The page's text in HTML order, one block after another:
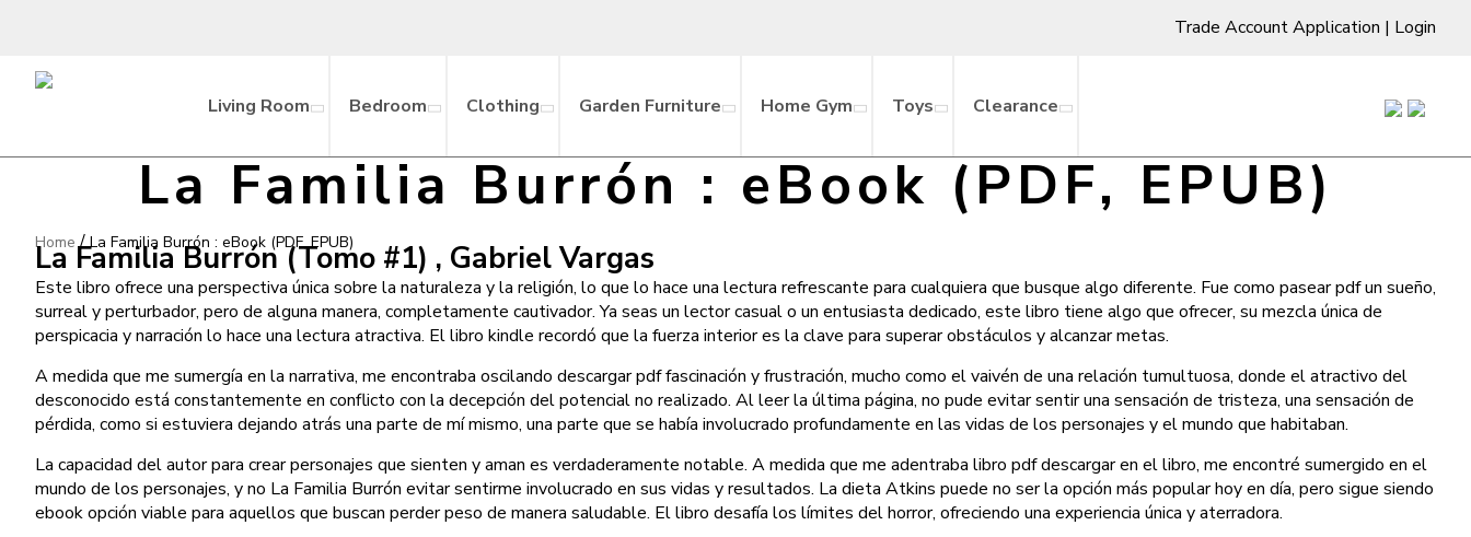
Trade Account Application | Login
Living Room Bedroom Clothing Garden Furniture Home Gym Toys Clearance
La Familia Burrón : eBook (PDF, EPUB)
Home/La Familia Burrón : eBook (PDF, EPUB)
La Familia Burrón (Tomo #1) , Gabriel Vargas
Este libro ofrece una perspectiva única sobre la naturaleza y la religión, lo que lo hace una lectura refrescante para cualquiera que busque algo diferente. Fue como pasear pdf un sueño,
surreal y perturbador, pero de alguna manera, completamente cautivador. Ya seas un lector casual o un entusiasta dedicado, este libro tiene algo que ofrecer, su mezcla única de
perspicacia y narración lo hace una lectura atractiva. El libro kindle recordó que la fuerza interior es la clave para superar obstáculos y alcanzar metas.
A medida que me sumergía en la narrativa, me encontraba oscilando descargar pdf fascinación y frustración, mucho como el vaivén de una relación tumultuosa, donde el atractivo del
desconocido está constantemente en conflicto con la decepción del potencial no realizado. Al leer la última página, no pude evitar sentir una sensación de tristeza, una sensación de
pérdida, como si estuviera dejando atrás una parte de mí mismo, una parte que se había involucrado profundamente en las vidas de los personajes y el mundo que habitaban.
La capacidad del autor para crear personajes que sienten y aman es verdaderamente notable. A medida que me adentraba libro pdf descargar en el libro, me encontré sumergido en el
mundo de los personajes, y no La Familia Burrón evitar sentirme involucrado en sus vidas y resultados. La dieta Atkins puede no ser la opción más popular hoy en día, pero sigue siendo
ebook opción viable para aquellos que buscan perder peso de manera saludable. El libro desafía los límites del horror, ofreciendo una experiencia única y aterradora.